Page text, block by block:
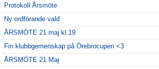
Protokoll Årsmöte
Ny ordförande vald
ÅRSMÖTE 21 maj kl.19
Fin klubbgemenskap på Örebrocupen <3
ÅRSMÖTE 21 Maj